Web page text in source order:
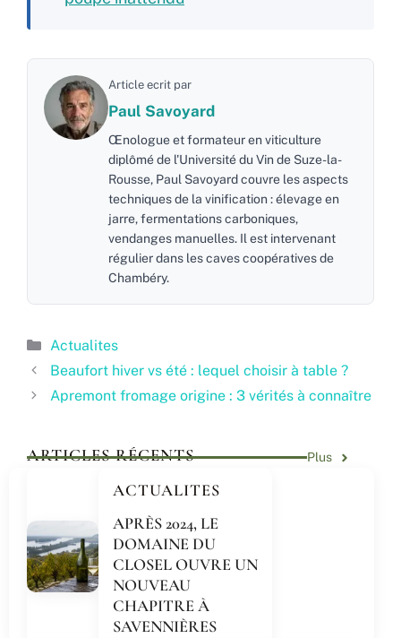
Article ecrit par
Paul Savoyard
Œnologue et formateur en viticulture
diplômé de l'Université du Vin de Suze-la-
Rousse, Paul Savoyard couvre les aspects
techniques de la vinification : élevage en
jarre, fermentations carboniques,
vendanges manuelles. Il est intervenant
régulier dans les caves coopératives de
Chambéry.
Catégories
Actualites
Beaufort hiver vs été : lequel choisir à table ?
Apremont fromage origine : 3 vérités à connaître
ARTICLES RÉCENTS Plus
ACTUALITES
APRÈS 2024, LE
DOMAINE DU
CLOSEL OUVRE UN
NOUVEAU
CHAPITRE À
SAVENNIÈRES